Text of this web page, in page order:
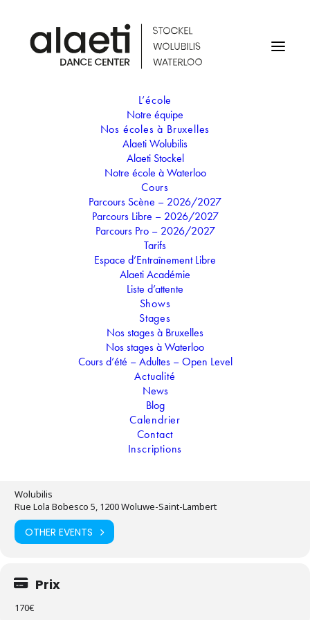
L’école
Notre équipe
Nos écoles à Bruxelles
Alaeti Wolubilis
Alaeti Stockel
Notre école à Waterloo
Cours
Parcours Scène – 2026/2027
Parcours Libre – 2026/2027
Parcours Pro – 2026/2027
Tarifs
Espace d’Entraînement Libre
Alaeti Académie
Liste d’attente
Shows
Stages
Nos stages à Bruxelles
Nos stages à Waterloo
Cours d’été – Adultes – Open Level
Actualité
News
Blog
Calendrier
Contact
Inscriptions
STAGE DE NOËL - LA
LÉGENDE DE KLAUS
STAGE DE NOËL - LA LÉGENDE DE
“La légende de Klaus” : Quand Jesper, le facteur, et
Klaus le mystérieux menuisier se rencontrent, les
aventures commencent sur l’île glacée du cercle
arctique. Fais danser les lettres puis distribue les
cadeaux de noël en escaladant, rampant et sautant
de maison en maison…
(Toute la journée)
Wolubilis
Rue Lola Bobesco 5, 1200 Woluwe-Saint-Lambert
OTHER EVENTS
Prix
170€